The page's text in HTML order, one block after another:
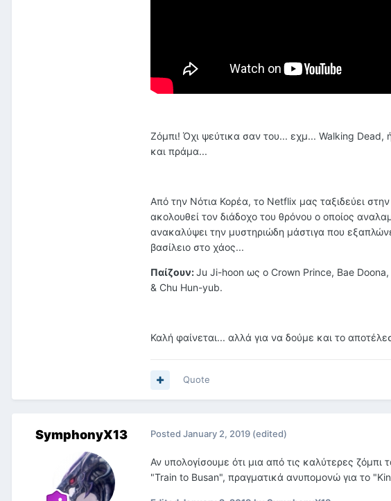
Ζόμπι! Όχι ψεύτικα σαν του... εχμ... Walking Dead,
και πράμα...
Από την Νότια Κορέα, το Netflix μας ταξιδεύει
ακολουθεί τον διάδοχο του θρόνου ο οποίος
ανακαλύψει την μυστηριώδη μάστιγα που
βασίλειο στο χάος...
Παίζουν:Ju Ji-hoon ως ο Crown Prince, Bae
& Chu Hun-yub.
Καλή φαίνεται... αλλά για να δούμε και το
Quote
SymphonyX13 Posted January 2, 2019 (edited)
Αν υπολογίσουμε ότι μια από τις καλύτερες ζόμπι
"Train to Busan", πραγματικά ανυπομονώ για το